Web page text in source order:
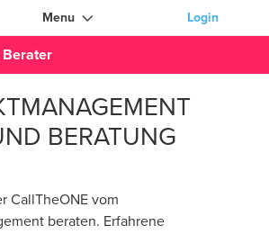
Menu Login
BERATUNG
CallTheONE vom
beraten. Erfahrene